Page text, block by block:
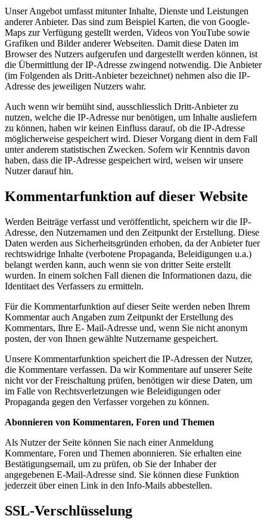
Unser Angebot umfasst mitunter Inhalte, Dienste und Leistungen
anderer Anbieter. Das sind zum Beispiel Karten, die von Google-
Maps zur Verfügung gestellt werden, Videos von YouTube sowie
Grafiken und Bilder anderer Webseiten. Damit diese Daten im
Browser des Nutzers aufgerufen und dargestellt werden können, ist
die Übermittlung der IP-Adresse zwingend notwendig. Die Anbieter
(im Folgenden als Dritt-Anbieter bezeichnet) nehmen also die IP-
Adresse des jeweiligen Nutzers wahr.
Auch wenn wir bemüht sind, ausschliesslich Dritt-Anbieter zu
nutzen, welche die IP-Adresse nur benötigen, um Inhalte ausliefern
zu können, haben wir keinen Einfluss darauf, ob die IP-Adresse
möglicherweise gespeichert wird. Dieser Vorgang dient in dem Fall
unter anderem statistischen Zwecken. Sofern wir Kenntnis davon
haben, dass die IP-Adresse gespeichert wird, weisen wir unsere
Nutzer darauf hin.
Kommentarfunktion auf dieser Website
Werden Beiträge verfasst und veröffentlicht, speichern wir die IP-
Adresse, den Nutzernamen und den Zeitpunkt der Erstellung. Diese
Daten werden aus Sicherheitsgründen erhoben, da der Anbieter fuer
rechtswidrige Inhalte (verbotene Propaganda, Beleidigungen u.a.)
belangt werden kann, auch wenn sie von dritter Seite erstellt
wurden. In einem solchen Fall dienen die Informationen dazu, die
Identitaet des Verfassers zu ermitteln.
Für die Kommentarfunktion auf dieser Seite werden neben Ihrem
Kommentar auch Angaben zum Zeitpunkt der Erstellung des
Kommentars, Ihre E- Mail-Adresse und, wenn Sie nicht anonym
posten, der von Ihnen gewählte Nutzername gespeichert.
Unsere Kommentarfunktion speichert die IP-Adressen der Nutzer,
die Kommentare verfassen. Da wir Kommentare auf unserer Seite
nicht vor der Freischaltung prüfen, benötigen wir diese Daten, um
im Falle von Rechtsverletzungen wie Beleidigungen oder
Propaganda gegen den Verfasser vorgehen zu können.
Abonnieren von Kommentaren, Foren und Themen
Als Nutzer der Seite können Sie nach einer Anmeldung
Kommentare, Foren und Themen abonnieren. Sie erhalten eine
Bestätigungsemail, um zu prüfen, ob Sie der Inhaber der
angegebenen E-Mail-Adresse sind. Sie können diese Funktion
jederzeit über einen Link in den Info-Mails abbestellen.
SSL-Verschlüsselung